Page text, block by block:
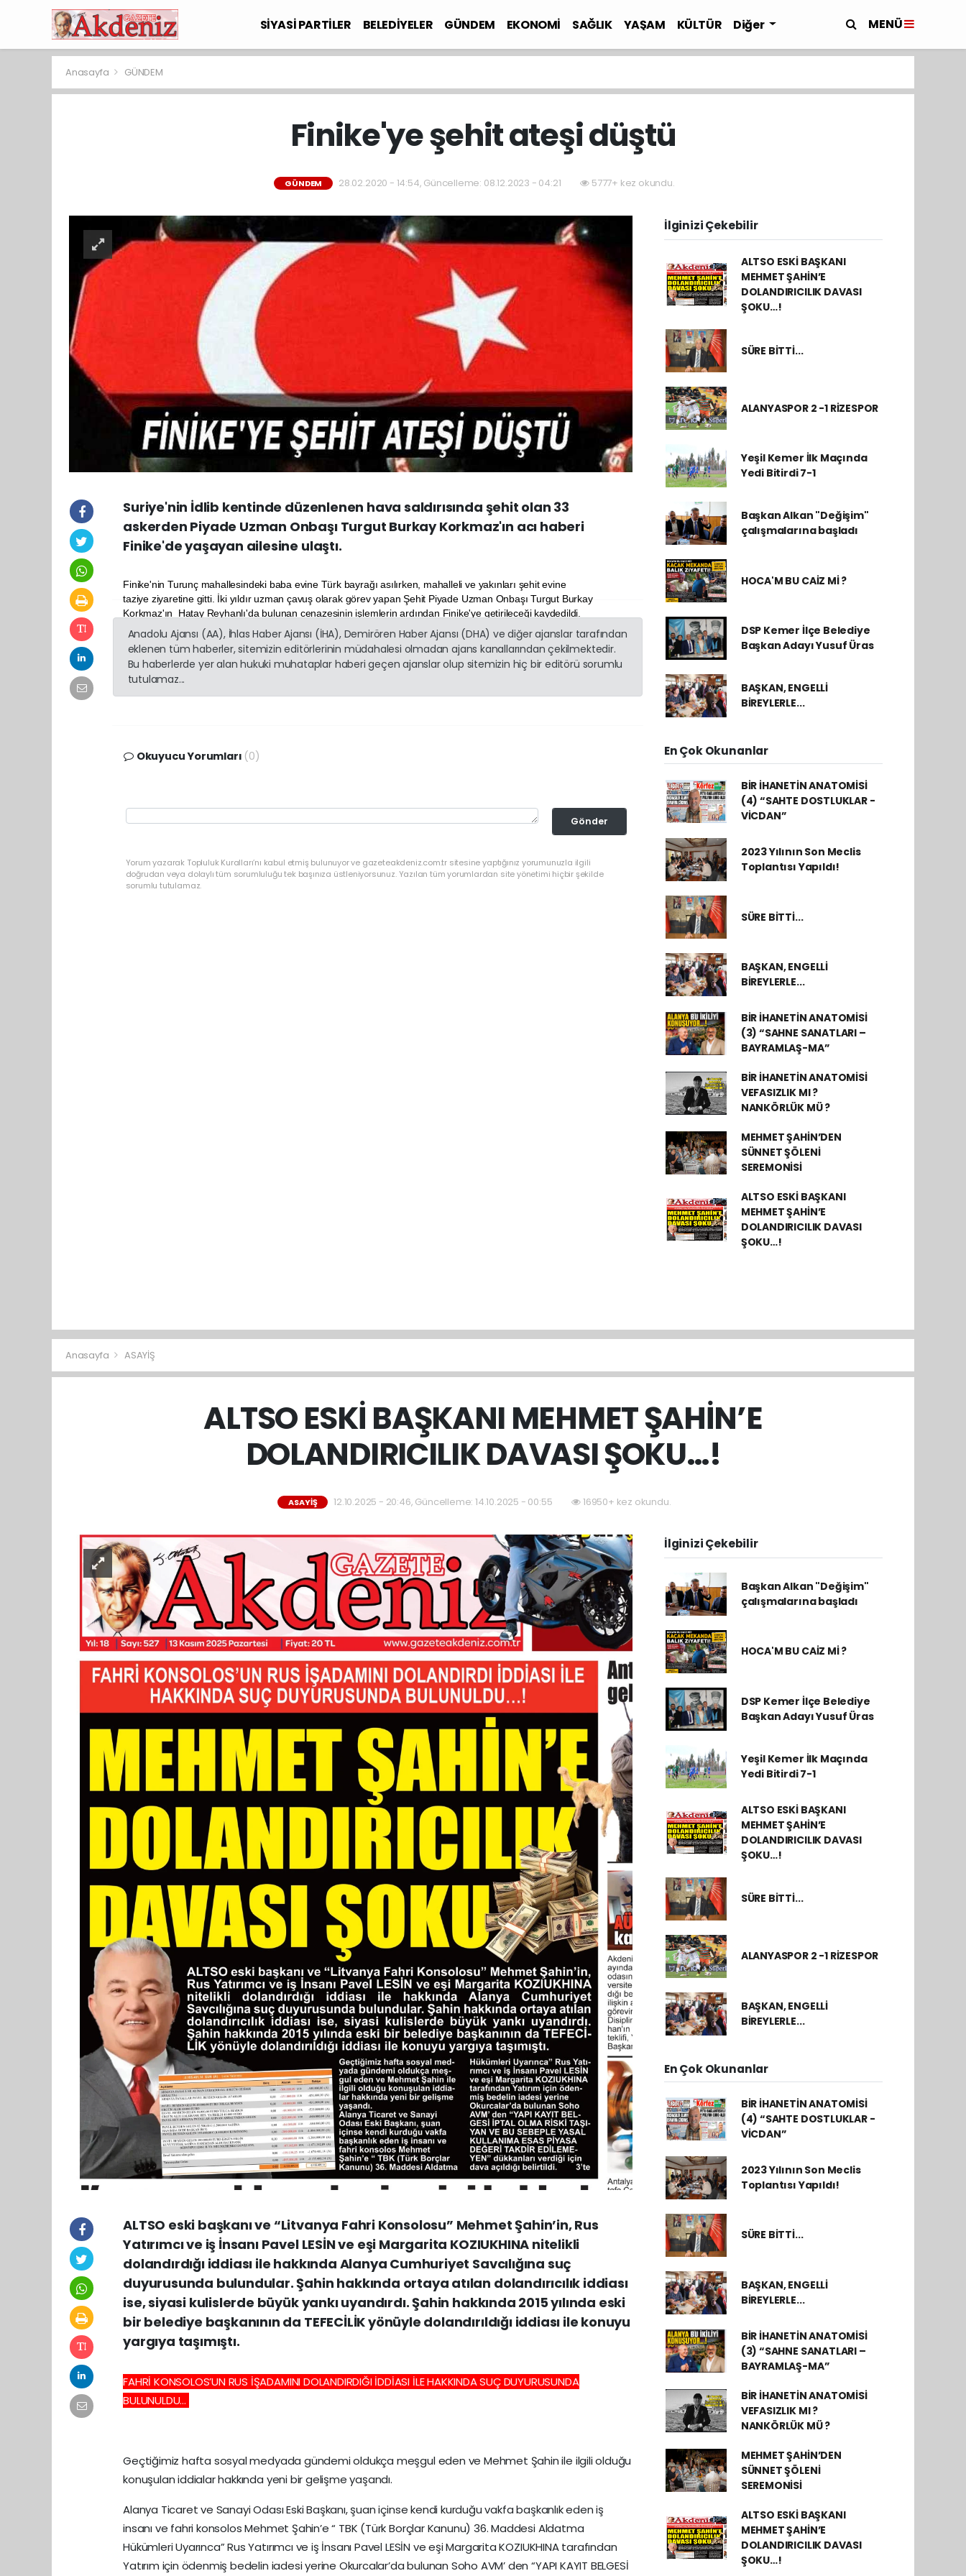
SİYASİ PARTİLER BELEDİYELER GÜNDEM EKONOMİ SAĞLIK YAŞAM KÜLTÜR Diğer MENÜ
Anasayfa GÜNDEM
Finike'ye şehit ateşi düştü
GÜNDEM 28.02.2020 - 14:54, Güncelleme: 08.12.2023 - 04:21 5777+ kez okundu.
Suriye'nin İdlib kentinde düzenlenen hava saldırısında şehit olan 33
askerden Piyade Uzman Onbaşı Turgut Burkay Korkmaz'ın acı haberi
Finike'de yaşayan ailesine ulaştı.
Finike'nin Turunç mahallesindeki baba evine Türk bayrağı asılırken, mahalleli ve yakınları şehit evine
taziye ziyaretine gitti. İki yıldır uzman çavuş olarak görev yapan Şehit Piyade Uzman Onbaşı Turgut Burkay
Korkmaz'ın Hatay Reyhanlı'da bulunan cenazesinin işlemlerin ardından Finike'ye getirileceği kaydedildi.
Anadolu Ajansı (AA), İhlas Haber Ajansı (İHA), Demirören Haber Ajansı (DHA) ve diğer ajanslar tarafından
eklenen tüm haberler, sitemizin editörlerinin müdahalesi olmadan ajans kanallarından çekilmektedir.
Bu haberlerde yer alan hukuki muhataplar haberi geçen ajanslar olup sitemizin hiç bir editörü sorumlu
tutulamaz...
Okuyucu Yorumları (0)
Gönder
Yorum yazarak Topluluk Kuralları’nı kabul etmiş bulunuyor ve gazeteakdeniz.com.tr sitesine yaptığınız yorumunuzla ilgili
doğrudan veya dolaylı tüm sorumluluğu tek başınıza üstleniyorsunuz. Yazılan tüm yorumlardan site yönetimi hiçbir şekilde
sorumlu tutulamaz.
İlginizi Çekebilir
ALTSO ESKİ BAŞKANI
MEHMET ŞAHİN’E
DOLANDIRICILIK DAVASI
ŞOKU…!
SÜRE BİTTİ...
ALANYASPOR 2 -1 RİZESPOR
Yeşil Kemer İlk Maçında
Yedi Bitirdi 7-1
Başkan Alkan "Değişim"
çalışmalarına başladı
HOCA'M BU CAİZ Mİ ?
DSP Kemer İlçe Belediye
Başkan Adayı Yusuf Üras
BAŞKAN, ENGELLİ
BİREYLERLE...
En Çok Okunanlar
BİR İHANETİN ANATOMİSİ
(4) “SAHTE DOSTLUKLAR -
VİCDAN”
2023 Yılının Son Meclis
Toplantısı Yapıldı!
SÜRE BİTTİ...
BAŞKAN, ENGELLİ
BİREYLERLE...
BİR İHANETİN ANATOMİSİ
(3) “SAHNE SANATLARI –
BAYRAMLAŞ-MA”
BİR İHANETİN ANATOMİSİ
VEFASIZLIK MI ?
NANKÖRLÜK MÜ ?
MEHMET ŞAHİN’DEN
SÜNNET ŞÖLENİ
SEREMONİSİ
ALTSO ESKİ BAŞKANI
MEHMET ŞAHİN’E
DOLANDIRICILIK DAVASI
ŞOKU…!
Anasayfa ASAYİŞ
ALTSO ESKİ BAŞKANI MEHMET ŞAHİN’E
DOLANDIRICILIK DAVASI ŞOKU…!
ASAYİŞ 12.10.2025 - 20:46, Güncelleme: 14.10.2025 - 00:55 16950+ kez okundu.
ALTSO eski başkanı ve “Litvanya Fahri Konsolosu” Mehmet Şahin’in, Rus
Yatırımcı ve iş İnsanı Pavel LESİN ve eşi Margarita KOZIUKHINA nitelikli
dolandırdığı iddiası ile hakkında Alanya Cumhuriyet Savcılığına suç
duyurusunda bulundular. Şahin hakkında ortaya atılan dolandırıcılık iddiası
ise, siyasi kulislerde büyük yankı uyandırdı. Şahin hakkında 2015 yılında eski
bir belediye başkanının da TEFECİLİK yönüyle dolandırıldığı iddiası ile konuyu
yargıya taşımıştı.
FAHRİ KONSOLOS’UN RUS İŞADAMINI DOLANDIRDIĞI İDDİASI İLE HAKKINDA SUÇ DUYURUSUNDA
BULUNULDU…
Geçtiğimiz hafta sosyal medyada gündemi oldukça meşgul eden ve Mehmet Şahin ile ilgili olduğu
konuşulan iddialar hakkında yeni bir gelişme yaşandı.
Alanya Ticaret ve Sanayi Odası Eski Başkanı, şuan içinse kendi kurduğu vakfa başkanlık eden iş
insanı ve fahri konsolos Mehmet Şahin’e “ TBK (Türk Borçlar Kanunu) 36. Maddesi Aldatma
Hükümleri Uyarınca” Rus Yatırımcı ve iş İnsanı Pavel LESİN ve eşi Margarita KOZIUKHINA tarafından
Yatırım için ödenmiş bedelin iadesi yerine Okurcalar’da bulunan Soho AVM’ den “YAPI KAYIT BELGESİ
İlginizi Çekebilir
Başkan Alkan "Değişim"
çalışmalarına başladı
HOCA'M BU CAİZ Mİ ?
DSP Kemer İlçe Belediye
Başkan Adayı Yusuf Üras
Yeşil Kemer İlk Maçında
Yedi Bitirdi 7-1
ALTSO ESKİ BAŞKANI
MEHMET ŞAHİN’E
DOLANDIRICILIK DAVASI
ŞOKU…!
SÜRE BİTTİ...
ALANYASPOR 2 -1 RİZESPOR
BAŞKAN, ENGELLİ
BİREYLERLE...
En Çok Okunanlar
BİR İHANETİN ANATOMİSİ
(4) “SAHTE DOSTLUKLAR -
VİCDAN”
2023 Yılının Son Meclis
Toplantısı Yapıldı!
SÜRE BİTTİ...
BAŞKAN, ENGELLİ
BİREYLERLE...
BİR İHANETİN ANATOMİSİ
(3) “SAHNE SANATLARI –
BAYRAMLAŞ-MA”
BİR İHANETİN ANATOMİSİ
VEFASIZLIK MI ?
NANKÖRLÜK MÜ ?
MEHMET ŞAHİN’DEN
SÜNNET ŞÖLENİ
SEREMONİSİ
ALTSO ESKİ BAŞKANI
MEHMET ŞAHİN’E
DOLANDIRICILIK DAVASI
ŞOKU…!